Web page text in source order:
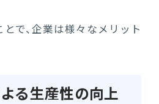
で、企業は様々なメリット
る生産性の向上